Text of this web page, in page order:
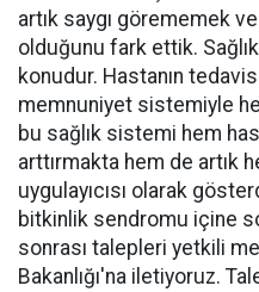
artık saygı görememek
olduğunu fark ettik.
konudur. Hastanın
memnuniyet sistemiyle
bu sağlık sistemi hem
arttırmakta hem de artık
uygulayıcısı olarak
bitkinlik sendromu içine
sonrası talepleri yetkili
Bakanlığı'na iletiyoruz.